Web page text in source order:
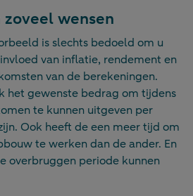
wensen
is slechts bedoeld om u
van inflatie, rendement en
van de berekeningen.
het gewenste bedrag om tijdens
te kunnen uitgeven per
Ook heeft de een meer tijd om
te werken dan de ander. En
overbruggen periode kunnen